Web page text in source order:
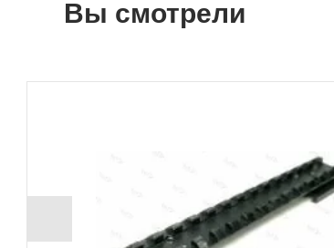
Вы смотрели